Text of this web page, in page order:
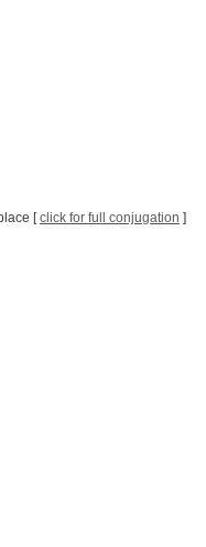
[click for full conjugation ]